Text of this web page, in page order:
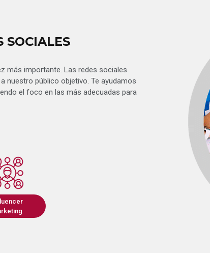
SOCIALES
más importante. Las redes sociales
nuestro público objetivo. Te ayudamos
el foco en las más adecuadas para